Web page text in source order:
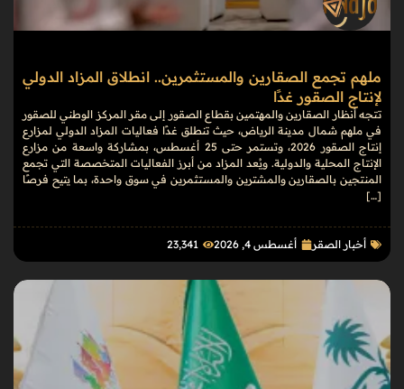
ملهم تجمع الصقارين والمستثمرين.. انطلاق المزاد الدولي
لإنتاج الصقور غدًا
تتجه أنظار الصقارين والمهتمين بقطاع الصقور إلى مقر المركز الوطني للصقور
في ملهم شمال مدينة الرياض، حيث تنطلق غدًا فعاليات المزاد الدولي لمزارع
إنتاج الصقور 2026، وتستمر حتى 25 أغسطس، بمشاركة واسعة من مزارع
الإنتاج المحلية والدولية. ويُعد المزاد من أبرز الفعاليات المتخصصة التي تجمع
المنتجين بالصقارين والمشترين والمستثمرين في سوق واحدة، بما يتيح فرصًا
[…]
أخبار الصقر أغسطس 4, 2026 23٬341